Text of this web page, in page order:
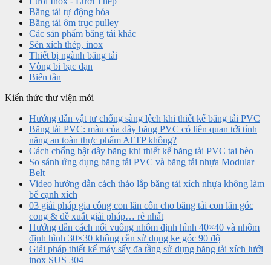
Băng tải tự động hóa
Băng tải ôm trục pulley
Các sản phẩm băng tải khác
Sên xích thép, inox
Thiết bị ngành băng tải
Vòng bi bạc đạn
Biến tần
Kiến thức thư viện mới
Hướng dẫn vật tư chống sàng lệch khi thiết kế băng tải PVC
Băng tải PVC: màu của dây băng PVC có liên quan tới tính
năng an toàn thực phẩm ATTP không?
Cách chống bật dây băng khi thiết kế băng tải PVC tai bèo
So sánh ứng dụng băng tải PVC và băng tải nhựa Modular
Belt
Video hướng dẫn cách tháo lắp băng tải xích nhựa không làm
bể cạnh xích
03 giải pháp gia công con lăn côn cho băng tải con lăn góc
cong & đề xuất giải pháp… rẻ nhất
Hướng dẫn cách nối vuông nhôm định hình 40×40 và nhôm
định hình 30×30 không cần sử dụng ke góc 90 độ
Giải pháp thiết kế máy sấy đa tầng sử dụng băng tải xích lưới
inox SUS 304